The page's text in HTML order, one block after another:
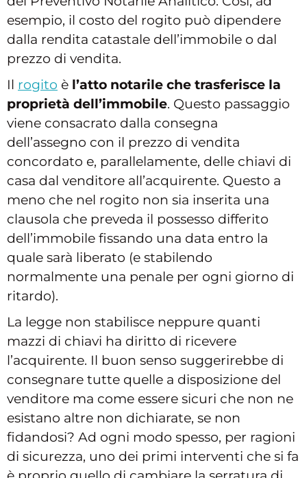
esempio, il costo del rogito può dipendere
dalla rendita catastale dell’immobile o dal
prezzo di vendita.
Il rogito è l’atto notarile che trasferisce la
proprietà dell’immobile. Questo passaggio
viene consacrato dalla consegna
dell’assegno con il prezzo di vendita
concordato e, parallelamente, delle chiavi di
casa dal venditore all’acquirente. Questo a
meno che nel rogito non sia inserita una
clausola che preveda il possesso differito
dell’immobile fissando una data entro la
quale sarà liberato (e stabilendo
normalmente una penale per ogni giorno di
ritardo).
La legge non stabilisce neppure quanti
mazzi di chiavi ha diritto di ricevere
l’acquirente. Il buon senso suggerirebbe di
consegnare tutte quelle a disposizione del
venditore ma come essere sicuri che non ne
esistano altre non dichiarate, se non
fidandosi? Ad ogni modo spesso, per ragioni
di sicurezza, uno dei primi interventi che si fa